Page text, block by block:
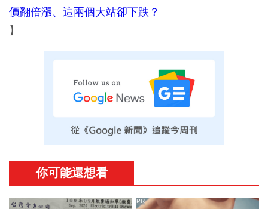
價翻倍漲、這兩個大站卻下跌？
】